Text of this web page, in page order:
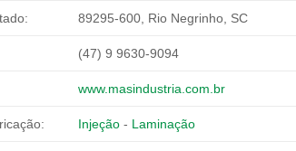
89295-600, Rio Negrinho, SC
(47) 9 9630-9094
www.masindustria.com.br
Injeção - Laminação